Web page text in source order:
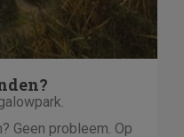
Geen probleem. Op